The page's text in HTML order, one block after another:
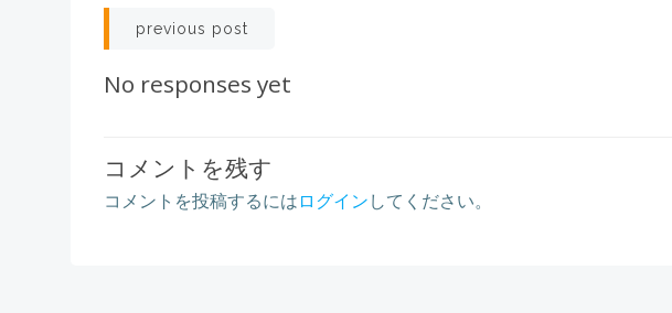
Post
navigation
previous post
No responses yet
コメントを残す
コメントを投稿するにはログインしてください。